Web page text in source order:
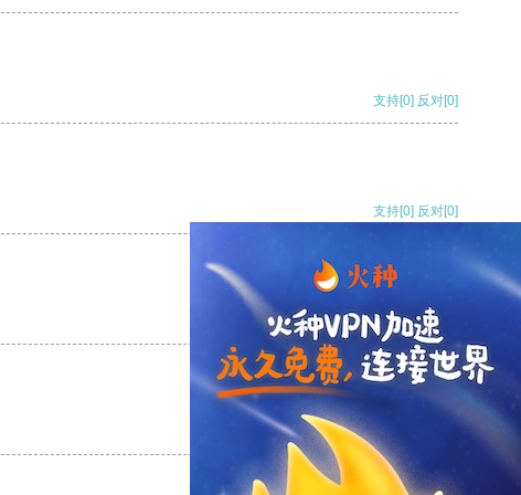
支持[0] 反对[0]
支持[0] 反对[0]
支持[0] 反对
支持